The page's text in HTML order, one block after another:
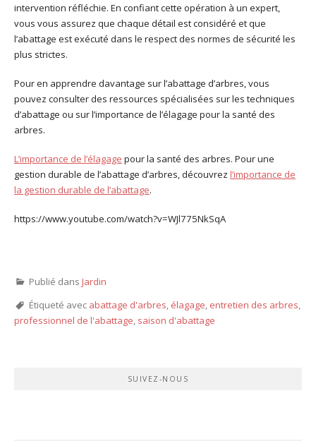
intervention réfléchie. En confiant cette opération à un expert,
vous vous assurez que chaque détail est considéré et que
l’abattage est exécuté dans le respect des normes de sécurité les
plus strictes.
Pour en apprendre davantage sur l’abattage d’arbres, vous
pouvez consulter des ressources spécialisées sur les techniques
d’abattage ou sur l’importance de l’élagage pour la santé des
arbres.
L’importance de l’élagage pour la santé des arbres. Pour une
gestion durable de l’abattage d’arbres, découvrez l’importance de
la gestion durable de l’abattage.
https://www.youtube.com/watch?v=WJl775NkSqA
Publié dans Jardin
Étiqueté avec abattage d'arbres, élagage, entretien des arbres,
professionnel de l'abattage, saison d'abattage
SUIVEZ-NOUS